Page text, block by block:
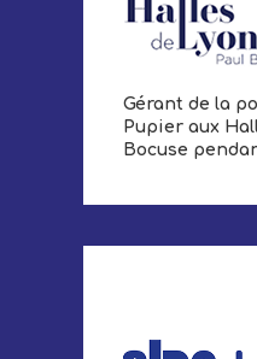
Gérant de la
Pupier aux
Bocuse